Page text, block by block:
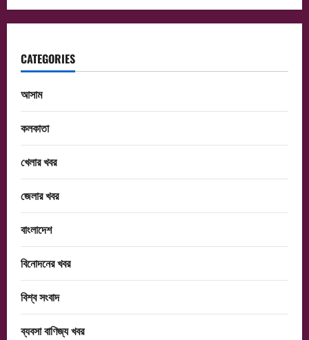
CATEGORIES
আসাম
কলকাতা
খেলার খবর
জেলার খবর
বাংলাদেশ
বিনোদনের খবর
বিশ্ব সংবাদ
ব্যবসা বাণিজ্য খবর